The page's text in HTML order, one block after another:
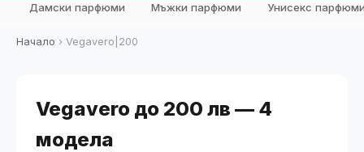
🔍 Намери продукт
Дамски парфюми Мъжки парфюми Унисекс
Начало › Vegavero|200
Vegavero до 200 лв — 4
модела